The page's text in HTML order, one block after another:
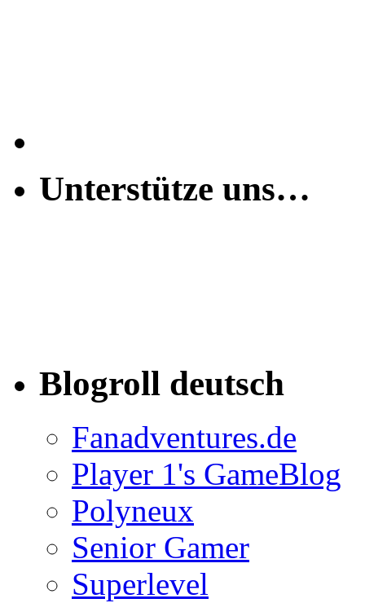
Unterstütze uns…
Blogroll deutsch
Fanadventures.de
Player 1's GameBlog
Polyneux
Senior Gamer
Superlevel